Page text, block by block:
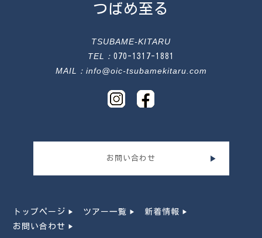
つばめ至る
TSUBAME-KITARU
TEL： 070-1317-1881
MAIL： info@oic-tsubamekitaru.com
お問い合わせ
トップページ ツアー一覧
新着情報
お問い合わせ